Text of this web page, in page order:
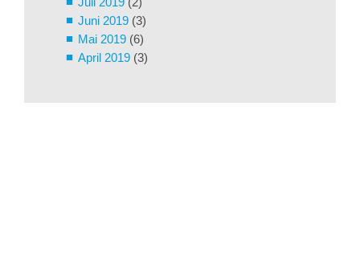
Juni 2019 (3)
Mai 2019 (6)
April 2019 (3)